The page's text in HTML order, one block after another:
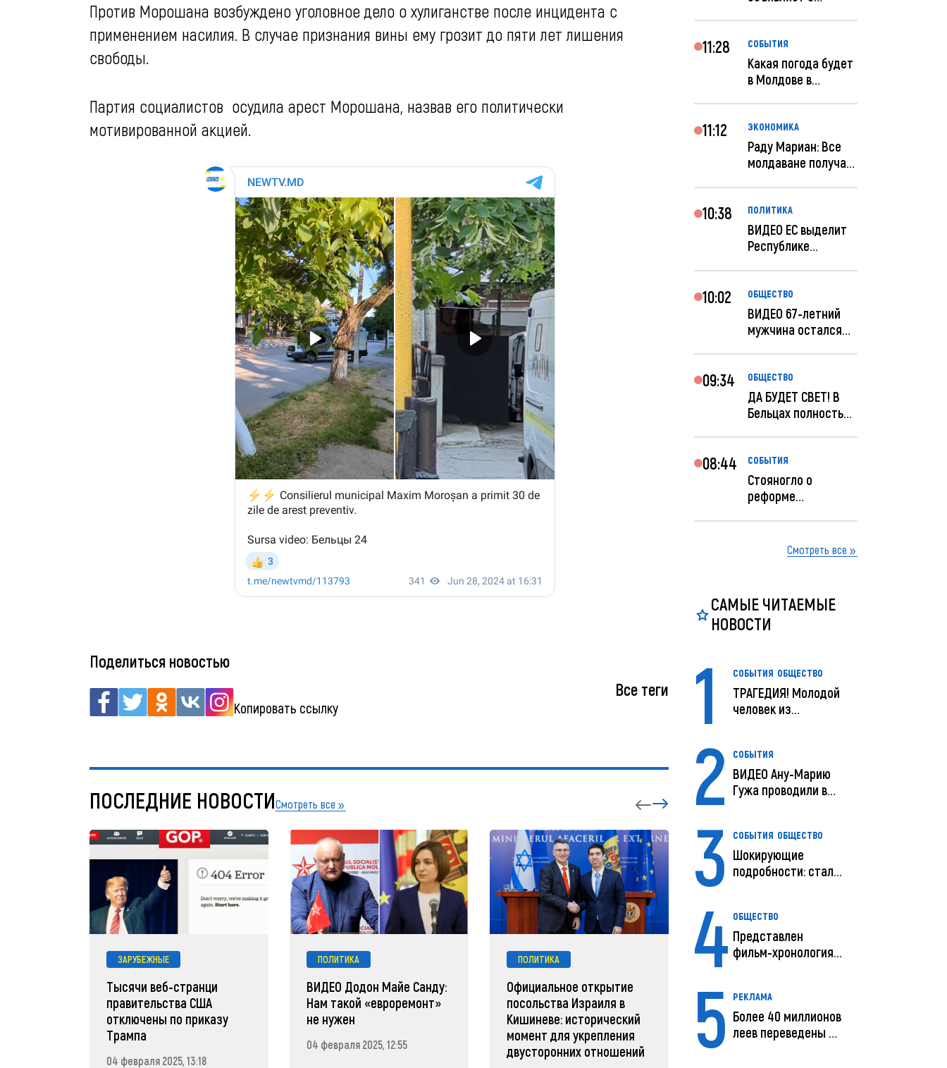
Против Морошана возбуждено уголовное дело о хулиганстве после инцидента с
применением насилия. В случае признания вины ему грозит до пяти лет лишения
свободы.
Партия социалистов осудила арест Морошана, назвав его политически
мотивированной акцией.
Поделиться новостью
Копировать ссылку
Все теги
ПОСЛЕДНИЕ НОВОСТИСмотреть все
ЗАРУБЕЖНЫЕ
Тысячи веб-странци
правительства США
отключены по приказу
Трампа
04 февраля 2025, 13:18
ПОЛИТИКА
ВИДЕО Додон Майе Санду:
Нам такой «евроремонт»
не нужен
04 февраля 2025, 12:55
ПОЛИТИКА
Официальное открытие
посольства Израиля в
Кишиневе: исторический
момент для укрепления
двусторонних отношений
ЗАРУБЕЖНЫЕ
радикальной
реструктуризации армии
04 февраля 2025, 11:49
ар...
11:28 СОБЫТИЯ
Какая погода будет
в Молдове в
11:12 ЭКОНОМИКА
Раду Мариан: Все
молдаване получат
10:38 ПОЛИТИКА
ВИДЕО ЕС выделит
Республике
10:02 ОБЩЕСТВО
ВИДЕО 67-летний
мужчина остался
09:34 ОБЩЕСТВО
ДА БУДЕТ СВЕТ! В
Бельцах полностью
08:44 СОБЫТИЯ
Стояногло о
реформе
реформир...Смотреть все
САМЫЕ ЧИТАЕМЫЕ
НОВОСТИ
1 СОБЫТИЯ ОБЩЕСТВО
ТРАГЕДИЯ! Молодой
человек из
2 СОБЫТИЯ
ВИДЕО Ану-Марию
Гужа проводили в
3 СОБЫТИЯ ОБЩЕСТВО
Шокирующие
подробности: стали
4 ОБЩЕСТВО
Представлен
фильм-хронология
5 РЕКЛАМА
Более 40 миллионов
леев переведены с